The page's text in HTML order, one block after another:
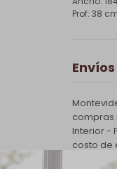
38
Envíos
compras
Interior -
costo de
PQuick